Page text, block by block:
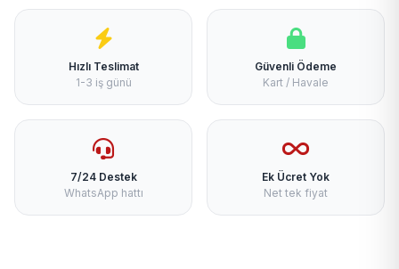
Hızlı Teslimat
1-3 iş günü
Güvenli Ödeme
Kart / Havale
7/24 Destek
WhatsApp hattı
Ek Ücret Yok
Net tek fiyat